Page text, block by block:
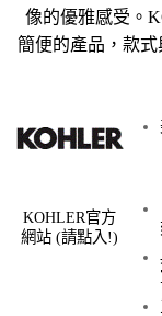
像的優雅感受。
簡便的產品，款
KOHLER官方
網站 (請點入!)